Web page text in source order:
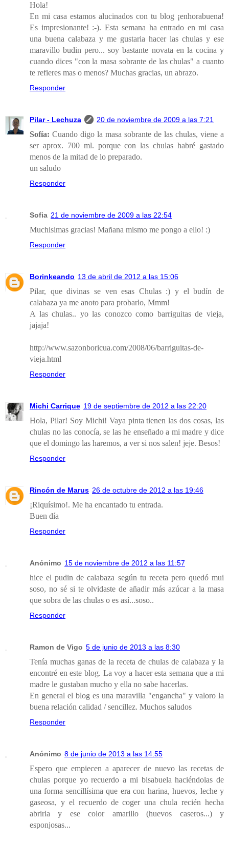
Hola!
En mi casa estamos alucinados con tu blog ¡enhorabuena!
Es impresionante! :-). Esta semana ha entrado en mi casa
una buena calabaza y me gustaria hacer las chulas y ese
maravillo budin pero... soy bastante novata en la cocina y
cuando dices "con la masa sobrante de las chulas" a cuanto
te refieres mas o menos? Muchas gracias, un abrazo.
Responder
Pilar - Lechuza 20 de noviembre de 2009 a las 7:21
Sofía: Cuando digo la masa sobrante de las chulas, viene a
ser aprox. 700 ml. porque con las chulas habré gastado
menos de la mitad de lo preparado.
un saludo
Responder
Sofia 21 de noviembre de 2009 a las 22:54
Muchisimas gracias! Mañana mismo me pongo a ello! :)
Responder
Borinkeando 13 de abril de 2012 a las 15:06
Pilar, que divinas se ven esas Chulas :) y el budín de
calabaza ya me anoto para probarlo, Mmm!
A las chulas.. yo las conozco como barriguitas de vieja,
jajaja!
http://www.sazonboricua.com/2008/06/barriguitas-de-
vieja.html
Responder
Michi Carrique 19 de septiembre de 2012 a las 22:20
Hola, Pilar! Soy Michi! Vaya pinta tienen las dos cosas, las
chulas no las conocía, se las he enseñado a mi madre y dice
que el domingo las haremos, a ver si nos salen! jeje. Besos!
Responder
Rincón de Marus 26 de octubre de 2012 a las 19:46
¡Riquísimo!. Me ha encantado tu entrada.
Buen día
Responder
Anónimo 15 de noviembre de 2012 a las 11:57
hice el pudin de calabaza según tu receta pero quedó mui
soso, no sé si te olvidaste de añadir más azúcar a la masa
que sobra de las chulas o es así...soso..
Responder
Ramon de Vigo 5 de junio de 2013 a las 8:30
Tenía muchas ganas de la receta de chulas de calabaza y la
encontré en este blog. La voy a hacer esta semana que a mi
madre le gustaban mucho y ella no sabe hacerlas.
En general el blog es una maravilla "engancha" y valoro la
buena relación calidad / sencillez. Muchos saludos
Responder
Anónimo 8 de junio de 2013 a las 14:55
Espero que empiecen a aparecer de nuevo las recetas de
chulas porque yo recuerdo a mi bisabuela haciéndolas de
una forma sencillísima que era con harina, huevos, leche y
gaseosa, y el recuerdo de coger una chula recién hecha
abrirla y ese color amarillo (huevos caseros...) y
esponjosas...